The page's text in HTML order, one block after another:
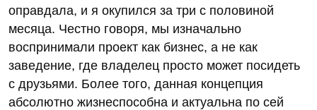
оправдала, и я окупился за три с половиной
месяца. Честно говоря, мы изначально
воспринимали проект как бизнес, а не как
заведение, где владелец просто может посидеть
с друзьями. Более того, данная концепция
абсолютно жизнеспособна и актуальна по сей